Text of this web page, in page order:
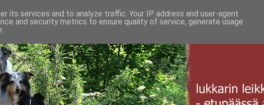
its services and to analyze traffic. Your IP address and user-agent
and security metrics to ensure quality of service, generate usage